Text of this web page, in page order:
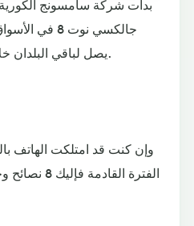
بدأت شركة سامسونج الكورية
جالكسي نوت 8
يصل لباقي البلدان خلال الأسابيع القليلة القادمة.
وإن كنت قد امتلكت الهاتف
الفترة